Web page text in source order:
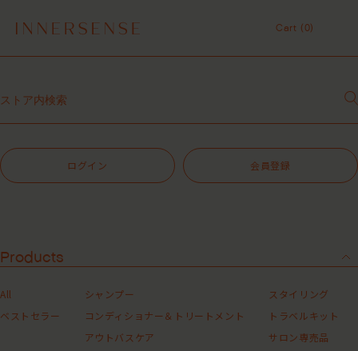
MASHグループの会員ポイントサービスについてのご案内
レビュー1投稿につき30ポイントプレゼント中！
１点以上ご購入で、シャンプーコンディショナーサンプル（２種）プレ
7,700円（税込）以上ご購入で、「ピュアクラリファイングマスク
MASHグループの会員ポイントサービスについてのご案内
レビュー1投稿につき30ポイントプレゼント中！
Cart (0)
ログイン 会員登録
Products
All
ベストセラー
シャンプー
コンディショナー＆トリートメント
アウトバスケア
スタイリング
トラベルキット
サロン専売品